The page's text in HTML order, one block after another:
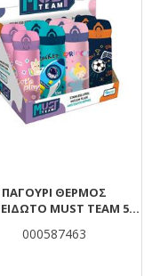
ΠΑΓΟΎΡΙ ΘΕΡΜΌΣ
MUST TEAM 500
000587463